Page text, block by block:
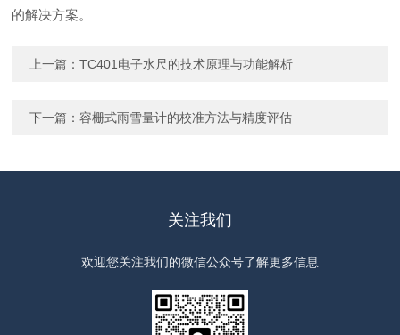
的解决方案。
上一篇：TC401电子水尺的技术原理与功能解析
下一篇：容栅式雨雪量计的校准方法与精度评估
关注我们
欢迎您关注我们的微信公众号了解更多信息